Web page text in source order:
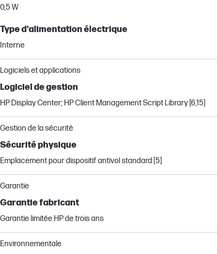
0,5 W
Type d'alimentation électrique
Interne
Logiciels et applications
Logiciel de gestion
HP Display Center; HP Client Management Script Library [6,15]
Gestion de la sécurité
Sécurité physique
Emplacement pour dispositif antivol standard [5]
Garantie
Garantie fabricant
Garantie limitée HP de trois ans
Environnementale